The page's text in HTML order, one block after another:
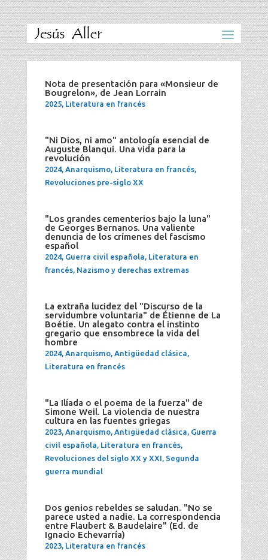
Nota de presentación para «Monsieur de
Bougrelon», de Jean Lorrain
2025, Literatura en francés
"Ni Dios, ni amo" antología esencial de
Auguste Blanqui. Una vida para la
revolución
2024, Anarquismo, Literatura en francés,
Revoluciones pre-siglo XX
"Los grandes cementerios bajo la luna"
de Georges Bernanos. Una valiente
denuncia de los crímenes del fascismo
español
2024, Guerra civil española, Literatura en
francés, Nazismo y derechas extremas
La extraña lucidez del "Discurso de la
servidumbre voluntaria" de Étienne de La
Boétie. Un alegato contra el instinto
gregario que ensombrece la vida del
hombre
2024, Anarquismo, Antigüedad clásica,
Literatura en francés
"La Ilíada o el poema de la fuerza" de
Simone Weil. La violencia de nuestra
cultura en las fuentes griegas
2023, Anarquismo, Antigüedad clásica, Guerra
civil española, Literatura en francés,
Revoluciones del siglo XX y XXI, Segunda
guerra mundial
Dos genios rebeldes se saludan. "No se
parece usted a nadie. La correspondencia
entre Flaubert & Baudelaire" (Ed. de
Ignacio Echevarría)
2023, Literatura en francés